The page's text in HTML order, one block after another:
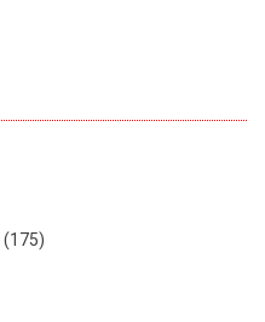
(175)